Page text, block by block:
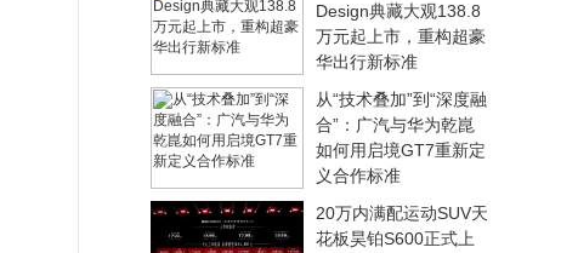
Design典藏大观138.8
万元起上市，重构超豪
华出行新标准
从“技术叠加”到“深度融
合”：广汽与华为乾崑
如何用启境GT7重新定
义合作标准
20万内满配运动SUV天
花板昊铂S600正式上